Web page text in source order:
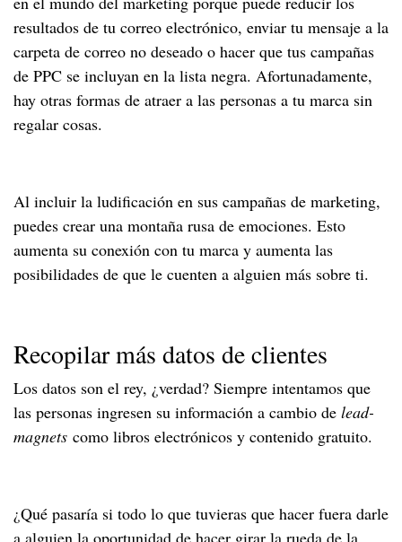
resultados de tu correo electrónico, enviar tu mensaje a la
carpeta de correo no deseado o hacer que tus campañas
de PPC se incluyan en la lista negra. Afortunadamente,
hay otras formas de atraer a las personas a tu marca sin
regalar cosas.
Al incluir la ludificación en sus campañas de marketing,
puedes crear una montaña rusa de emociones. Esto
aumenta su conexión con tu marca y aumenta las
posibilidades de que le cuenten a alguien más sobre ti.
Recopilar más datos de clientes
Los datos son el rey, ¿verdad? Siempre intentamos que
las personas ingresen su información a cambio de lead-
magnets como libros electrónicos y contenido gratuito.
¿Qué pasaría si todo lo que tuvieras que hacer fuera darle
a alguien la oportunidad de hacer girar la rueda de la